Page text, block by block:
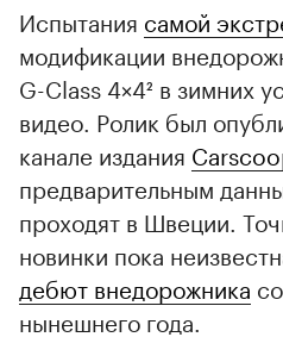
Испытания самой
модификации
G-Class 4×4² в зимних
видео. Ролик был
канале издания
предварительным
проходят в Швеции.
новинки пока
дебют внедорожника
нынешнего года.